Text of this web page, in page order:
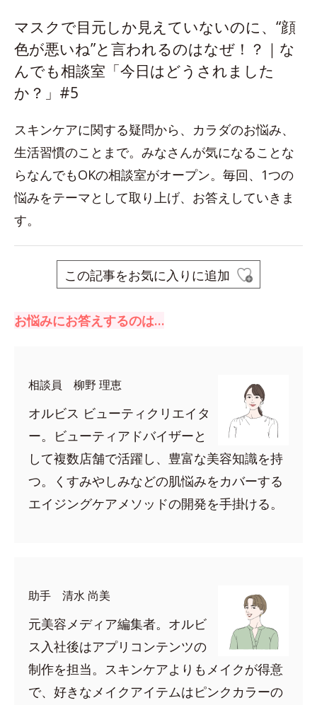
マスクで目元しか見えていないのに、“顔
色が悪いね”と言われるのはなぜ！？｜な
んでも相談室「今日はどうされました
か？」#5
スキンケアに関する疑問から、カラダのお悩み、
生活習慣のことまで。みなさんが気になることな
らなんでもOKの相談室がオープン。毎回、1つの
悩みをテーマとして取り上げ、お答えしていきま
す。
この記事をお気に入りに追加
お悩みにお答えするのは…
相談員 柳野 理恵
オルビス ビューティクリエイタ
ー。ビューティアドバイザーと
して複数店舗で活躍し、豊富な美容知識を持
つ。くすみやしみなどの肌悩みをカバーする
エイジングケアメソッドの開発を手掛ける。
助手 清水 尚美
元美容メディア編集者。オルビ
ス入社後はアプリコンテンツの
制作を担当。スキンケアよりもメイクが得意
で、好きなメイクアイテムはピンクカラーの